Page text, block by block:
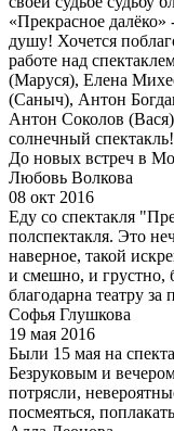
«Прекрасное далёко»
душу! Хочется
работе над
(Маруся), Елена
(Саныч), Антон
Антон Соколов
солнечный
До новых встреч в
Любовь Волкова
08 окт 2016
Еду со спектакля
полспектакля. Это
наверное, такой
и смешно, и грустно,
благодарна театру
Софья Глушкова
19 мая 2016
Были 15 мая на
Безруковым и
потрясли,
посмеяться,